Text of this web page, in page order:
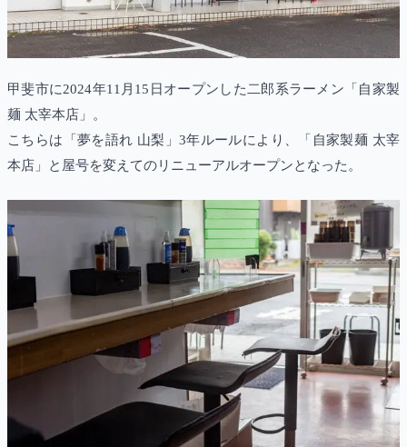
甲斐市に2024年11月15日オープンした二郎系ラーメン「自家製
麺 太宰本店」。
こちらは「夢を語れ 山梨」3年ルールにより、「自家製麺 太宰
本店」と屋号を変えてのリニューアルオープンとなった。